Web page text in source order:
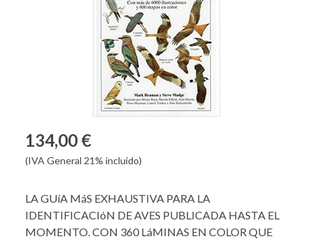
134,00 €
(IVA General 21% incluido)
LA GUíA MáS EXHAUSTIVA PARA LA
IDENTIFICACIóN DE AVES PUBLICADA HASTA EL
MOMENTO. CON 360 LáMINAS EN COLOR QUE